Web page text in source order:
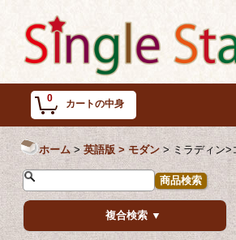
0 カートの中身
ホーム > 英語版 > モダン > ミラディン>
複合検索 ▼